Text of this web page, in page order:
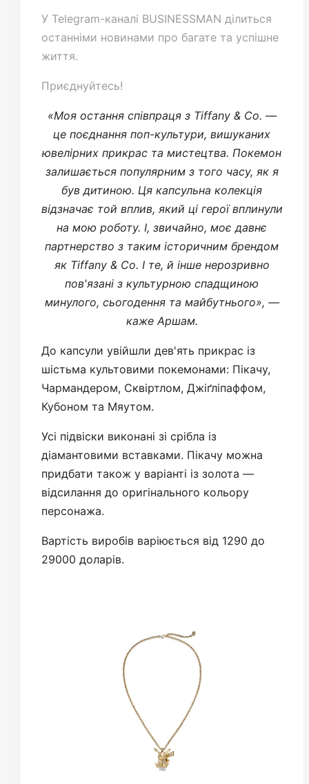
У Telegram-каналі BUSINESSMAN ділиться
останніми новинами про багате та успішне
життя.
Приєднуйтесь!
«Моя остання співпраця з Tiffany & Co. —
це поєднання поп-культури, вишуканих
ювелірних прикрас та мистецтва. Покемон
залишається популярним з того часу, як я
був дитиною. Ця капсульна колекція
відзначає той вплив, який ці герої вплинули
на мою роботу. І, звичайно, моє давнє
партнерство з таким історичним брендом
як Tiffany & Co. І те, й інше нерозривно
пов'язані з культурною спадщиною
минулого, сьогодення та майбутнього», —
каже Аршам.
До капсули увійшли дев'ять прикрас із
шістьма культовими покемонами: Пікачу,
Чармандером, Сквіртлом, Джіґліпаффом,
Кубоном та Мяутом.
Усі підвіски виконані зі срібла із
діамантовими вставками. Пікачу можна
придбати також у варіанті із золота —
відсилання до оригінального кольору
персонажа.
Вартість виробів варіюється від 1290 до
29000 доларів.